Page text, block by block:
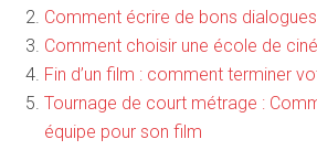
Comment écrire de bons
Comment choisir une école de
Fin d’un film : comment terminer
Tournage de court métrage :
équipe pour son film